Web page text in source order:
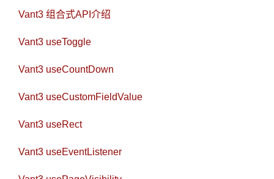
Vant3 组合式API介绍
Vant3 useToggle
Vant3 useCountDown
Vant3 useCustomFieldValue
Vant3 useRect
Vant3 useEventListener